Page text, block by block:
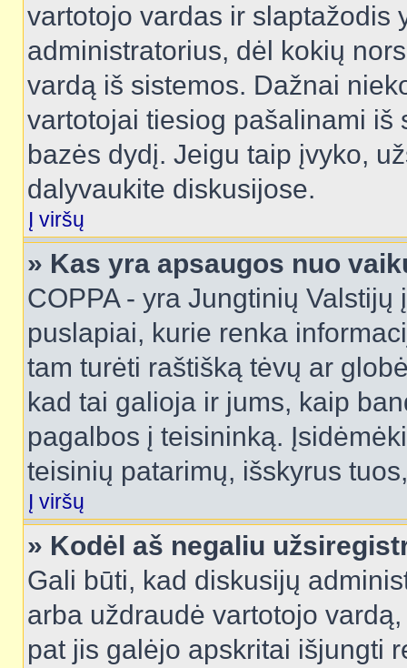
vartotojo vardas ir slaptažodis
administratorius, dėl kokių
vardą iš sistemos. Dažnai
vartotojai tiesiog pašalinami iš
bazės dydį. Jeigu taip įvyko,
dalyvaukite diskusijose.
Į viršų
» Kas yra apsaugos nuo
COPPA - yra Jungtinių
puslapiai, kurie renka
tam turėti raštišką tėvų ar
kad tai galioja ir jums, kaip
pagalbos į teisininką.
teisinių patarimų, išskyrus
Į viršų
» Kodėl aš negaliu
Gali būti, kad diskusijų
arba uždraudė vartotojo
pat jis galėjo apskritai išjungti